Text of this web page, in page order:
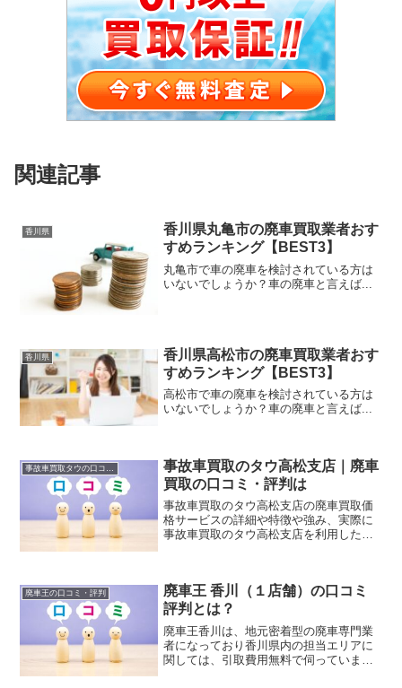
関連記事
香川県
香川県丸亀市の廃車買取業者おす
すめランキング【BEST3】
丸亀市で車の廃車を検討されている方は
いないでしょうか？車の廃車と言えば...
香川県
香川県高松市の廃車買取業者おす
すめランキング【BEST3】
高松市で車の廃車を検討されている方は
いないでしょうか？車の廃車と言えば...
事故車買取のタウ高松支店｜廃車
買取の口コミ・評判は
事故車買取のタウ高松支店の廃車買取価
格サービスの詳細や特徴や強み、実際に
事故車買取のタウ高松支店を利用したユ
廃車王の口コミ・評判
廃車王 香川（１店舗）の口コミ
評判とは？
廃車王香川は、地元密着型の廃車専門業
者になっており香川県内の担当エリアに
関しては、引取費用無料で伺っていま